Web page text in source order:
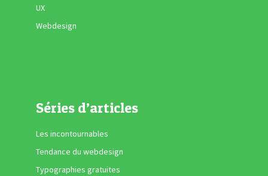
UX
Webdesign
Séries d’articles
Les incontournables
Tendance du webdesign
Typographies gratuites